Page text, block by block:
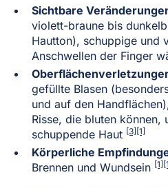
Sichtbare
violett-braune bis
Hautton), schuppige und
Anschwellen der Finger
gefüllte Blasen
und auf den
Risse, die bluten können,
schuppende Haut [3] [1]
Körperliche
Brennen und Wundsein